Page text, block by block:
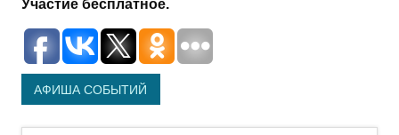
Участие бесплатное.
АФИША СОБЫТИЙ